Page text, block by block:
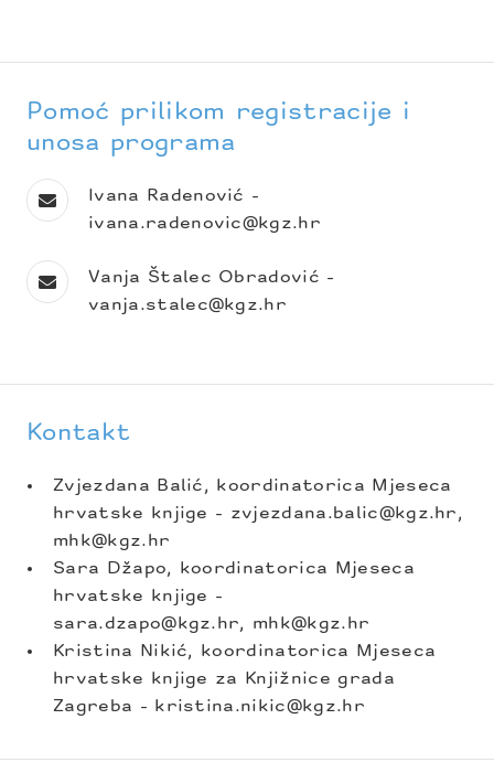
Pomoć prilikom registracije i
unosa programa
Ivana Radenović -
ivana.radenovic@kgz.hr
Vanja Štalec Obradović -
vanja.stalec@kgz.hr
Kontakt
Zvjezdana Balić, koordinatorica Mjeseca
hrvatske knjige - zvjezdana.balic@kgz.hr,
mhk@kgz.hr
Sara Džapo, koordinatorica Mjeseca
hrvatske knjige -
sara.dzapo@kgz.hr, mhk@kgz.hr
Kristina Nikić, koordinatorica Mjeseca
hrvatske knjige za Knjižnice grada
Zagreba - kristina.nikic@kgz.hr